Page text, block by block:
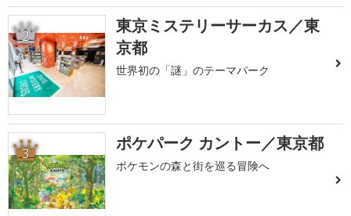
2
東京ミステリーサーカス／東
京都
世界初の「謎」のテーマパーク
3 ポケパーク カントー／東京都
ポケモンの森と街を巡る冒険へ